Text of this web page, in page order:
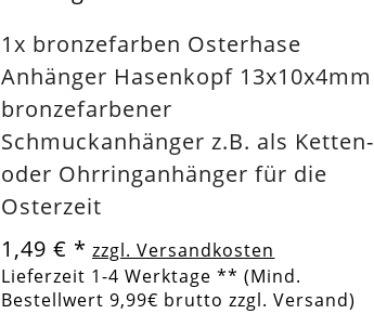
1x bronzefarben Osterhase
Anhänger Hasenkopf 13x10x4mm
bronzefarbener
Schmuckanhänger z.B. als Ketten-
oder Ohrringanhänger für die
Osterzeit
1,49 € * zzgl. Versandkosten
Lieferzeit 1-4 Werktage ** (Mind.
Bestellwert 9,99€ brutto zzgl. Versand)